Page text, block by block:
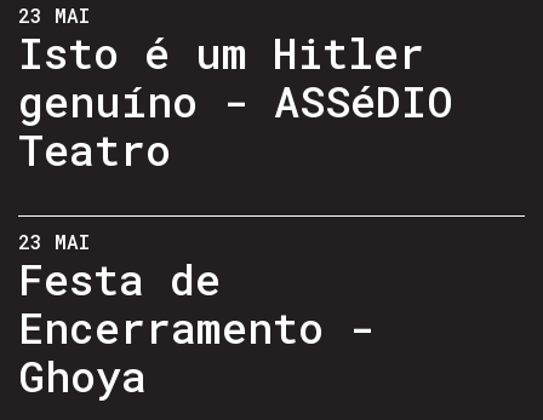
23 MAI
Isto é um Hitler
genuíno - ASSéDIO
Teatro
23 MAI
Festa de
Encerramento -
Ghoya